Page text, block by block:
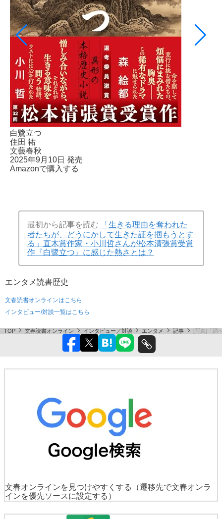
白鷺立つ
住田 祐
文藝春秋
2025年9月10日 発売
Amazonで購入する
最初から記事を読む
「生きる理由を奪われた
者たちが、どうにかして生きた証を掴もうとす
る」直木賞作家・小川哲さんが松本清張賞受賞
作『白鷺立つ』に感じた熱さとは？
エンタメ読書歴史
文春読書オンラインはこちら
インタビュー/対談一覧はこちら
TOP 文春読書オンライン インタビュー／対談 エンタメ 記事 [写真]「調
文春オンラインを見つけやすくする
（遷移先で文春オンラ
インを優先ソースに設定する）